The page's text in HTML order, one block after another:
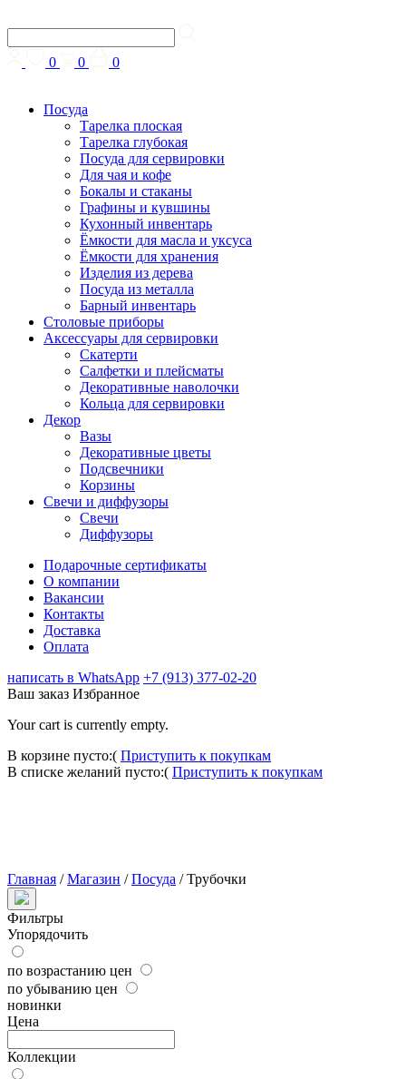
0 0 0
Посуда
Тарелка плоская
Тарелка глубокая
Посуда для сервировки
Для чая и кофе
Бокалы и стаканы
Графины и кувшины
Кухонный инвентарь
Ёмкости для масла и уксуса
Ёмкости для хранения
Изделия из дерева
Посуда из металла
Барный инвентарь
Столовые приборы
Аксессуары для сервировки
Скатерти
Cалфетки и плейсматы
Декоративные наволочки
Кольца для сервировки
Декор
Вазы
Декоративные цветы
Подсвечники
Корзины
Свечи и диффузоры
Свечи
Диффузоры
Подарочные сертификаты
О компании
Вакансии
Контакты
Доставка
Оплата
написать в WhatsApp +7 (913) 377-02-20
Ваш заказ Избранное
Your cart is currently empty.
В корзине пусто:( Приступить к покупкам
В списке желаний пусто:( Приступить к покупкам
Главная /Магазин /Посуда /Трубочки
Фильтры
Упорядочить
по возрастанию цен
по убыванию цен
новинки
Цена
Коллекции